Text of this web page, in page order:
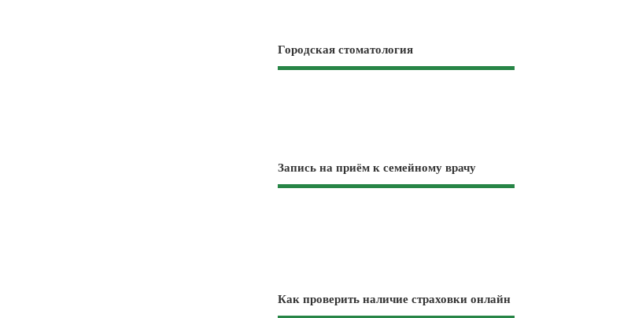
Городская стоматология
Запись на приём к семейному врачу
Как проверить наличие страховки онлайн